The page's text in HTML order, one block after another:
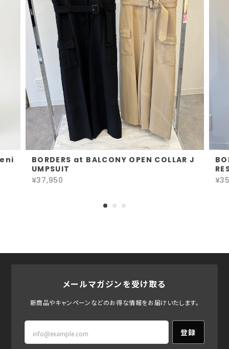
BORDERS at BALCONY OPEN COLLAR J
UMPSUIT
¥37,950
メールマガジンを受け取る
新商品やキャンペーンなどのお得な情報をお届けいたします。
登録